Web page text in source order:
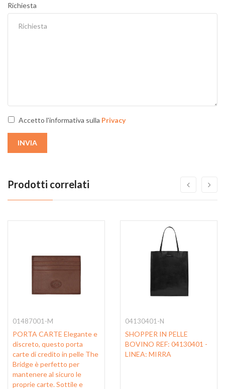
Richiesta
Accetto l'informativa sulla Privacy
INVIA
Prodotti correlati
01487001-M
PORTA CARTE Elegante e
discreto, questo porta
carte di credito in pelle The
Bridge è perfetto per
mantenere al sicuro le
proprie carte. Sottile e
04130401-N
SHOPPER IN PELLE
BOVINO REF: 04130401 -
LINEA: MIRRA